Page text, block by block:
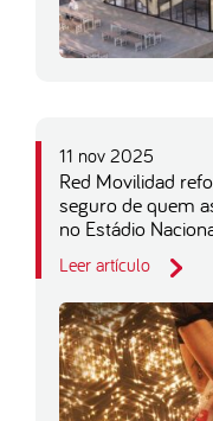
11 nov 2025
Red Movilidad
seguro de quem
no Estádio
Leer artículo